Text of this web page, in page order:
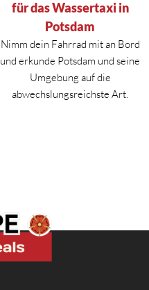
für das Wassertaxi in
Potsdam
Nimm dein Fahrrad mit an Bord
und erkunde Potsdam und seine
Umgebung auf die
abwechslungsreichste Art.